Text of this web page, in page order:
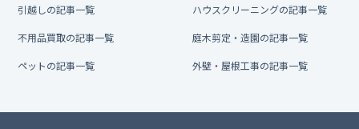
引越しの記事一覧 ハウスクリーニングの記事一覧
不用品買取の記事一覧 庭木剪定・造園の記事一覧
ペットの記事一覧 外壁・屋根工事の記事一覧